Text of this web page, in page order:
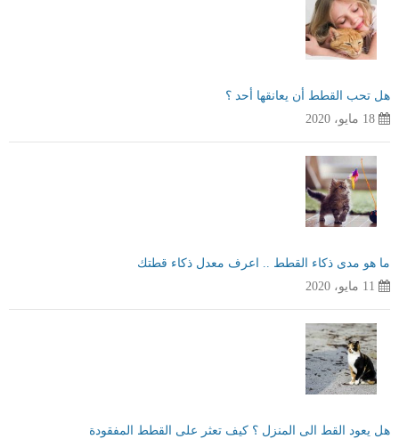
هل تحب القطط أن يعانقها أحد ؟
18 مايو، 2020
ما هو مدى ذكاء القطط .. اعرف معدل ذكاء قطتك
11 مايو، 2020
هل يعود القط الى المنزل ؟ كيف تعثر على القطط المفقودة